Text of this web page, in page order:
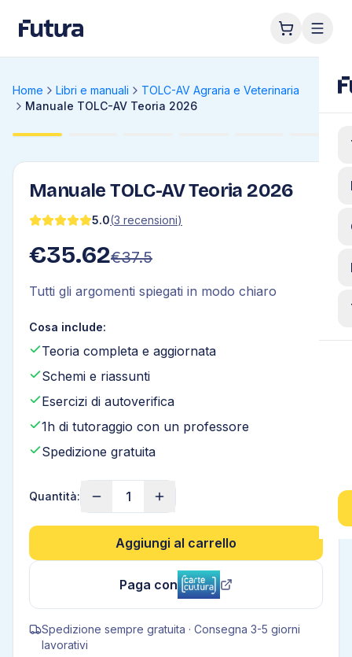
Home Libri e manuali
TOLC-AV Agraria e Veterinaria
Manuale TOLC-AV Teoria 2026
Manuale TOLC-AV Teoria 2026
5.0(3 recensioni)
€35.62€37.5
Tutti gli argomenti spiegati in modo chiaro
Cosa include:
Teoria completa e aggiornata
Schemi e riassunti
Esercizi di autoverifica
1h di tutoraggio con un professore
Spedizione gratuita
Quantità: 1
Aggiungi al carrello
Paga con
Spedizione sempre gratuita · Consegna 3-5 giorni
lavorativi